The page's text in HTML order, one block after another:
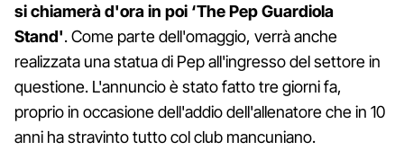
si chiamerà d'ora in poi ‘The Pep Guardiola
Stand'. Come parte dell'omaggio, verrà anche
realizzata una statua di Pep all'ingresso del settore in
questione. L'annuncio è stato fatto tre giorni fa,
proprio in occasione dell'addio dell'allenatore che in 10
anni ha stravinto tutto col club mancuniano.